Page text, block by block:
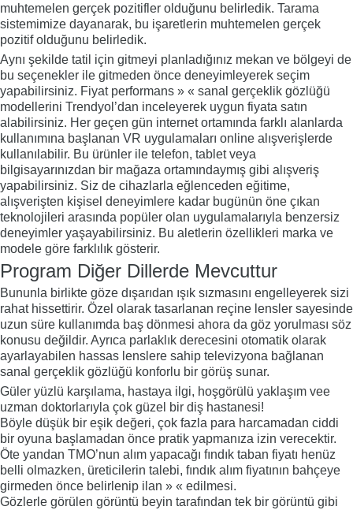
muhtemelen gerçek pozitifler olduğunu belirledik. Tarama
sistemimize dayanarak, bu işaretlerin muhtemelen gerçek
pozitif olduğunu belirledik.
Aynı şekilde tatil için gitmeyi planladığınız mekan ve bölgeyi de
bu seçenekler ile gitmeden önce deneyimleyerek seçim
yapabilirsiniz. Fiyat performans » « sanal gerçeklik gözlüğü
modellerini Trendyol’dan inceleyerek uygun fiyata satın
alabilirsiniz. Her geçen gün internet ortamında farklı alanlarda
kullanımına başlanan VR uygulamaları online alışverişlerde
kullanılabilir. Bu ürünler ile telefon, tablet veya
bilgisayarınızdan bir mağaza ortamındaymış gibi alışveriş
yapabilirsiniz. Siz de cihazlarla eğlenceden eğitime,
alışverişten kişisel deneyimlere kadar bugünün öne çıkan
teknolojileri arasında popüler olan uygulamalarıyla benzersiz
deneyimler yaşayabilirsiniz. Bu aletlerin özellikleri marka ve
modele göre farklılık gösterir.
Program Diğer Dillerde Mevcuttur
Bununla birlikte göze dışarıdan ışık sızmasını engelleyerek sizi
rahat hissettirir. Özel olarak tasarlanan reçine lensler sayesinde
uzun süre kullanımda baş dönmesi ahora da göz yorulması söz
konusu değildir. Ayrıca parlaklık derecesini otomatik olarak
ayarlayabilen hassas lenslere sahip televizyona bağlanan
sanal gerçeklik gözlüğü konforlu bir görüş sunar.
Güler yüzlü karşılama, hastaya ilgi, hoşgörülü yaklaşım vee
uzman doktorlarıyla çok güzel bir diş hastanesi!
Böyle düşük bir eşik değeri, çok fazla para harcamadan ciddi
bir oyuna başlamadan önce pratik yapmanıza izin verecektir.
Öte yandan TMO’nun alım yapacağı fındık taban fiyatı henüz
belli olmazken, üreticilerin talebi, fındık alım fiyatının bahçeye
girmeden önce belirlenip ilan » « edilmesi.
Gözlerle görülen görüntü beyin tarafından tek bir görüntü gibi